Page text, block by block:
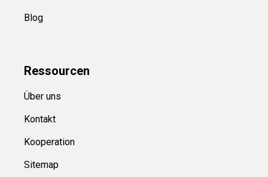
Blog
Ressourcen
Über uns
Kontakt
Kooperation
Sitemap